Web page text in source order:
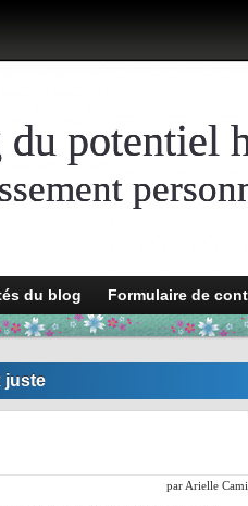
potentiel
du blog Formulaire de
juste
par Arielle